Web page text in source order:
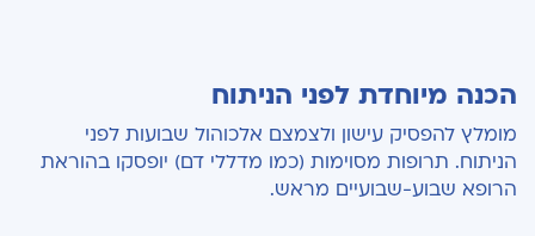
הכנה מיוחדת לפני הניתוח
מומלץ להפסיק עישון ולצמצם אלכוהול שבועות לפני
הניתוח. תרופות מסוימות (כמו מדללי דם) יופסקו בהוראת
הרופא שבוע-שבועיים מראש.